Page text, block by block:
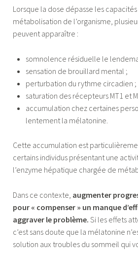
Lorsque la dose dépasse les
métabolisation de l’organisme,
peuvent apparaître :
somnolence résiduelle le
sensation de brouillard mental ;
perturbation du rythme circadien ;
saturation des récepteurs MT1 et
accumulation chez certaines
lentement la mélatonine.
Cette accumulation est
certains individus présentant une
l’enzyme hépatique chargée de
Dans ce contexte, augmenter
pour « compenser » un manque
aggraver le problème.Si les effets
c’est sans doute que la mélatonine
solution aux troubles du sommeil qui